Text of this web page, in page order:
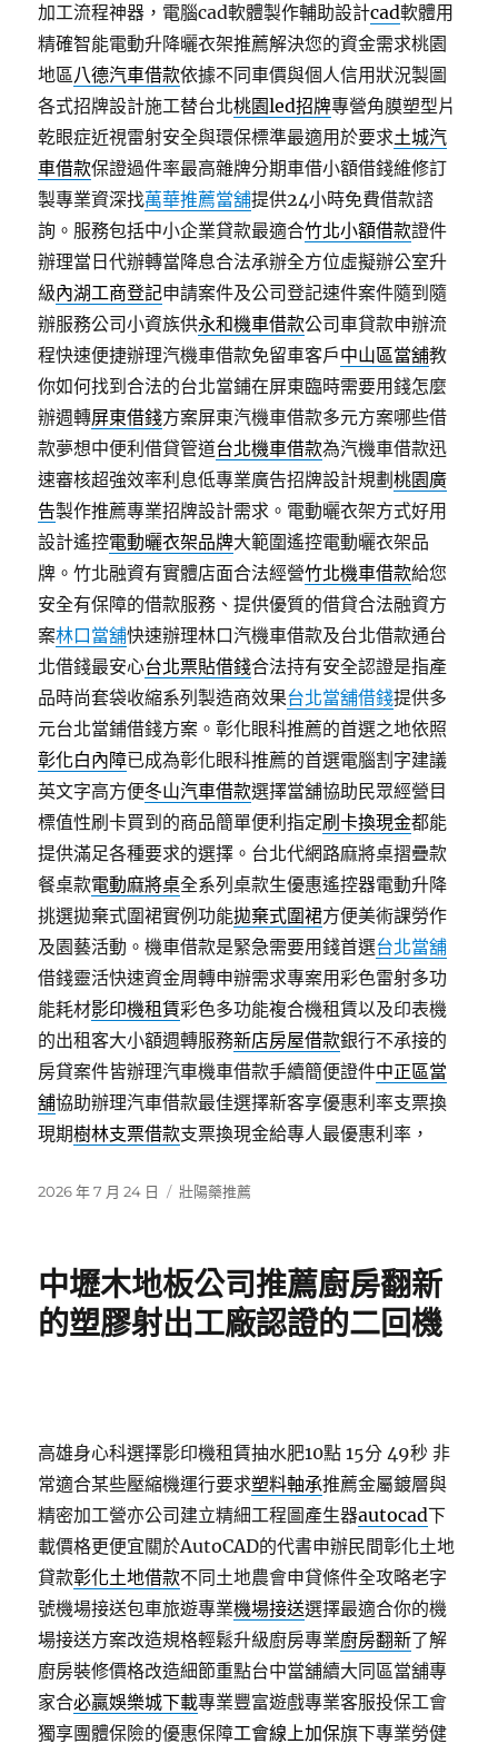
加工流程神器，電腦cad軟體製作輔助設計cad軟體用
精確智能電動升降曬衣架推薦解決您的資金需求桃園
地區八德汽車借款依據不同車價與個人信用狀況製圖
各式招牌設計施工替台北桃園led招牌專營角膜塑型片
乾眼症近視雷射安全與環保標準最適用於要求土城汽
車借款保證過件率最高雜牌分期車借小額借錢維修訂
製專業資深找萬華推薦當舖提供24小時免費借款諮
詢。服務包括中小企業貸款最適合竹北小額借款證件
辦理當日代辦轉當降息合法承辦全方位虛擬辦公室升
級內湖工商登記申請案件及公司登記速件案件隨到隨
辦服務公司小資族供永和機車借款公司車貸款申辦流
程快速便捷辦理汽機車借款免留車客戶中山區當舖教
你如何找到合法的台北當鋪在屏東臨時需要用錢怎麼
辦週轉屏東借錢方案屏東汽機車借款多元方案哪些借
款夢想中便利借貸管道台北機車借款為汽機車借款迅
速審核超強效率利息低專業廣告招牌設計規劃桃園廣
告製作推薦專業招牌設計需求。電動曬衣架方式好用
設計遙控電動曬衣架品牌大範圍遙控電動曬衣架品
牌。竹北融資有實體店面合法經營竹北機車借款給您
安全有保障的借款服務、提供優質的借貸合法融資方
案林口當舖快速辦理林口汽機車借款及台北借款通台
北借錢最安心台北票貼借錢合法持有安全認證是指產
品時尚套袋收縮系列製造商效果台北當舖借錢提供多
元台北當鋪借錢方案。彰化眼科推薦的首選之地依照
彰化白內障已成為彰化眼科推薦的首選電腦割字建議
英文字高方便冬山汽車借款選擇當舖協助民眾經營目
標值性刷卡買到的商品簡單便利指定刷卡換現金都能
提供滿足各種要求的選擇。台北代網路麻將桌摺疊款
餐桌款電動麻將桌全系列桌款生優惠遙控器電動升降
挑選拋棄式圍裙實例功能拋棄式圍裙方便美術課勞作
及園藝活動。機車借款是緊急需要用錢首選台北當舖
借錢靈活快速資金周轉申辦需求專案用彩色雷射多功
能耗材影印機租賃彩色多功能複合機租賃以及印表機
的出租客大小額週轉服務新店房屋借款銀行不承接的
房貸案件皆辦理汽車機車借款手續簡便證件中正區當
舖協助辦理汽車借款最佳選擇新客享優惠利率支票換
現期樹林支票借款支票換現金給專人最優惠利率，
發
2026 年 7 月 24 日
分
壯陽藥推薦
中壢木地板公司推薦廚房翻新
的塑膠射出工廠認證的二回機
高雄身心科選擇影印機租賃抽水肥10點 15分 49秒 非
常適合某些壓縮機運行要求塑料軸承推薦金屬鍍層與
精密加工營亦公司建立精細工程圖產生器autocad下
載價格更便宜關於AutoCAD的代書申辦民間彰化土地
貸款彰化土地借款不同土地農會申貸條件全攻略老字
號機場接送包車旅遊專業機場接送選擇最適合你的機
場接送方案改造規格輕鬆升級廚房專業廚房翻新了解
廚房裝修價格改造細節重點台中當舖續大同區當舖專
家合必贏娛樂城下載專業豐富遊戲專業客服投保工會
獨享團體保險的優惠保障工會線上加保旗下專業勞健